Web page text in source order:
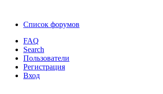
Список форумов
FAQ
Search
Пользователи
Регистрация
Вход